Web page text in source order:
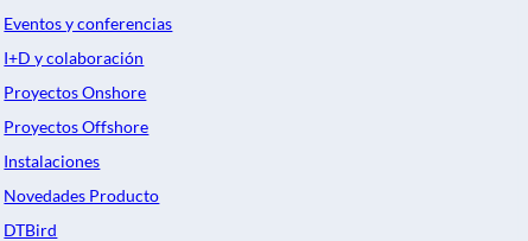
Eventos y conferencias
I+D y colaboración
Proyectos Onshore
Proyectos Offshore
Instalaciones
Novedades Producto
DTBird